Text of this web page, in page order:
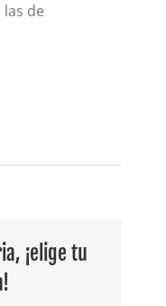
de
¡elige tu